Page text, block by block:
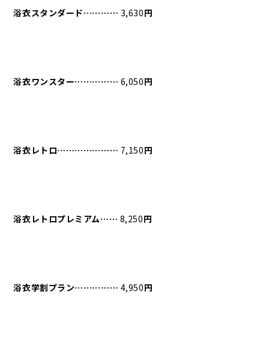
浴衣スタンダード⋯⋯⋯⋯ 3,630円
浴衣ワンスター⋯⋯⋯⋯⋯ 6,050円
浴衣レトロ⋯⋯⋯⋯⋯⋯⋯ 7,150円
浴衣レトロプレミアム⋯⋯ 8,250円
浴衣学割プラン⋯⋯⋯⋯⋯ 4,950円